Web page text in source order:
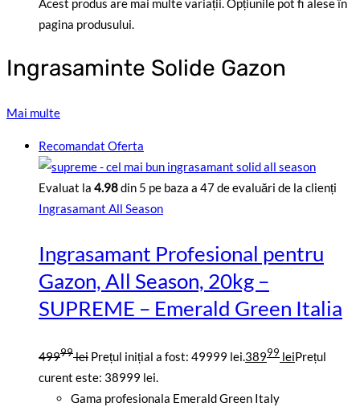
pagina produsului.
Ingrasaminte Solide Gazon
Mai multe
Recomandat Oferta
Evaluat la 4.98din 5 pe baza a 47de evaluări de la clienți
Ingrasamant All Season
Ingrasamant Profesional pentru
Gazon, All Season, 20kg –
SUPREME – Emerald Green Italia
49999 lei Prețul inițial a fost: 49999 lei.38999 leiPrețul
curent este: 38999 lei.
Gama profesionala Emerald Green Italy